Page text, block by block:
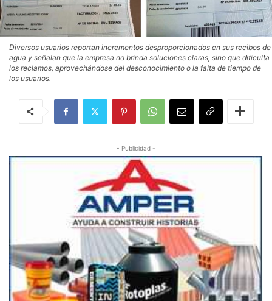
Diversos usuarios reportan incrementos desproporcionados en sus recibos de
agua y señalan que la empresa no brinda soluciones claras, sino que dificulta
los reclamos, aprovechándose del desconocimiento o la falta de tiempo de
los usuarios.
- Publicidad -